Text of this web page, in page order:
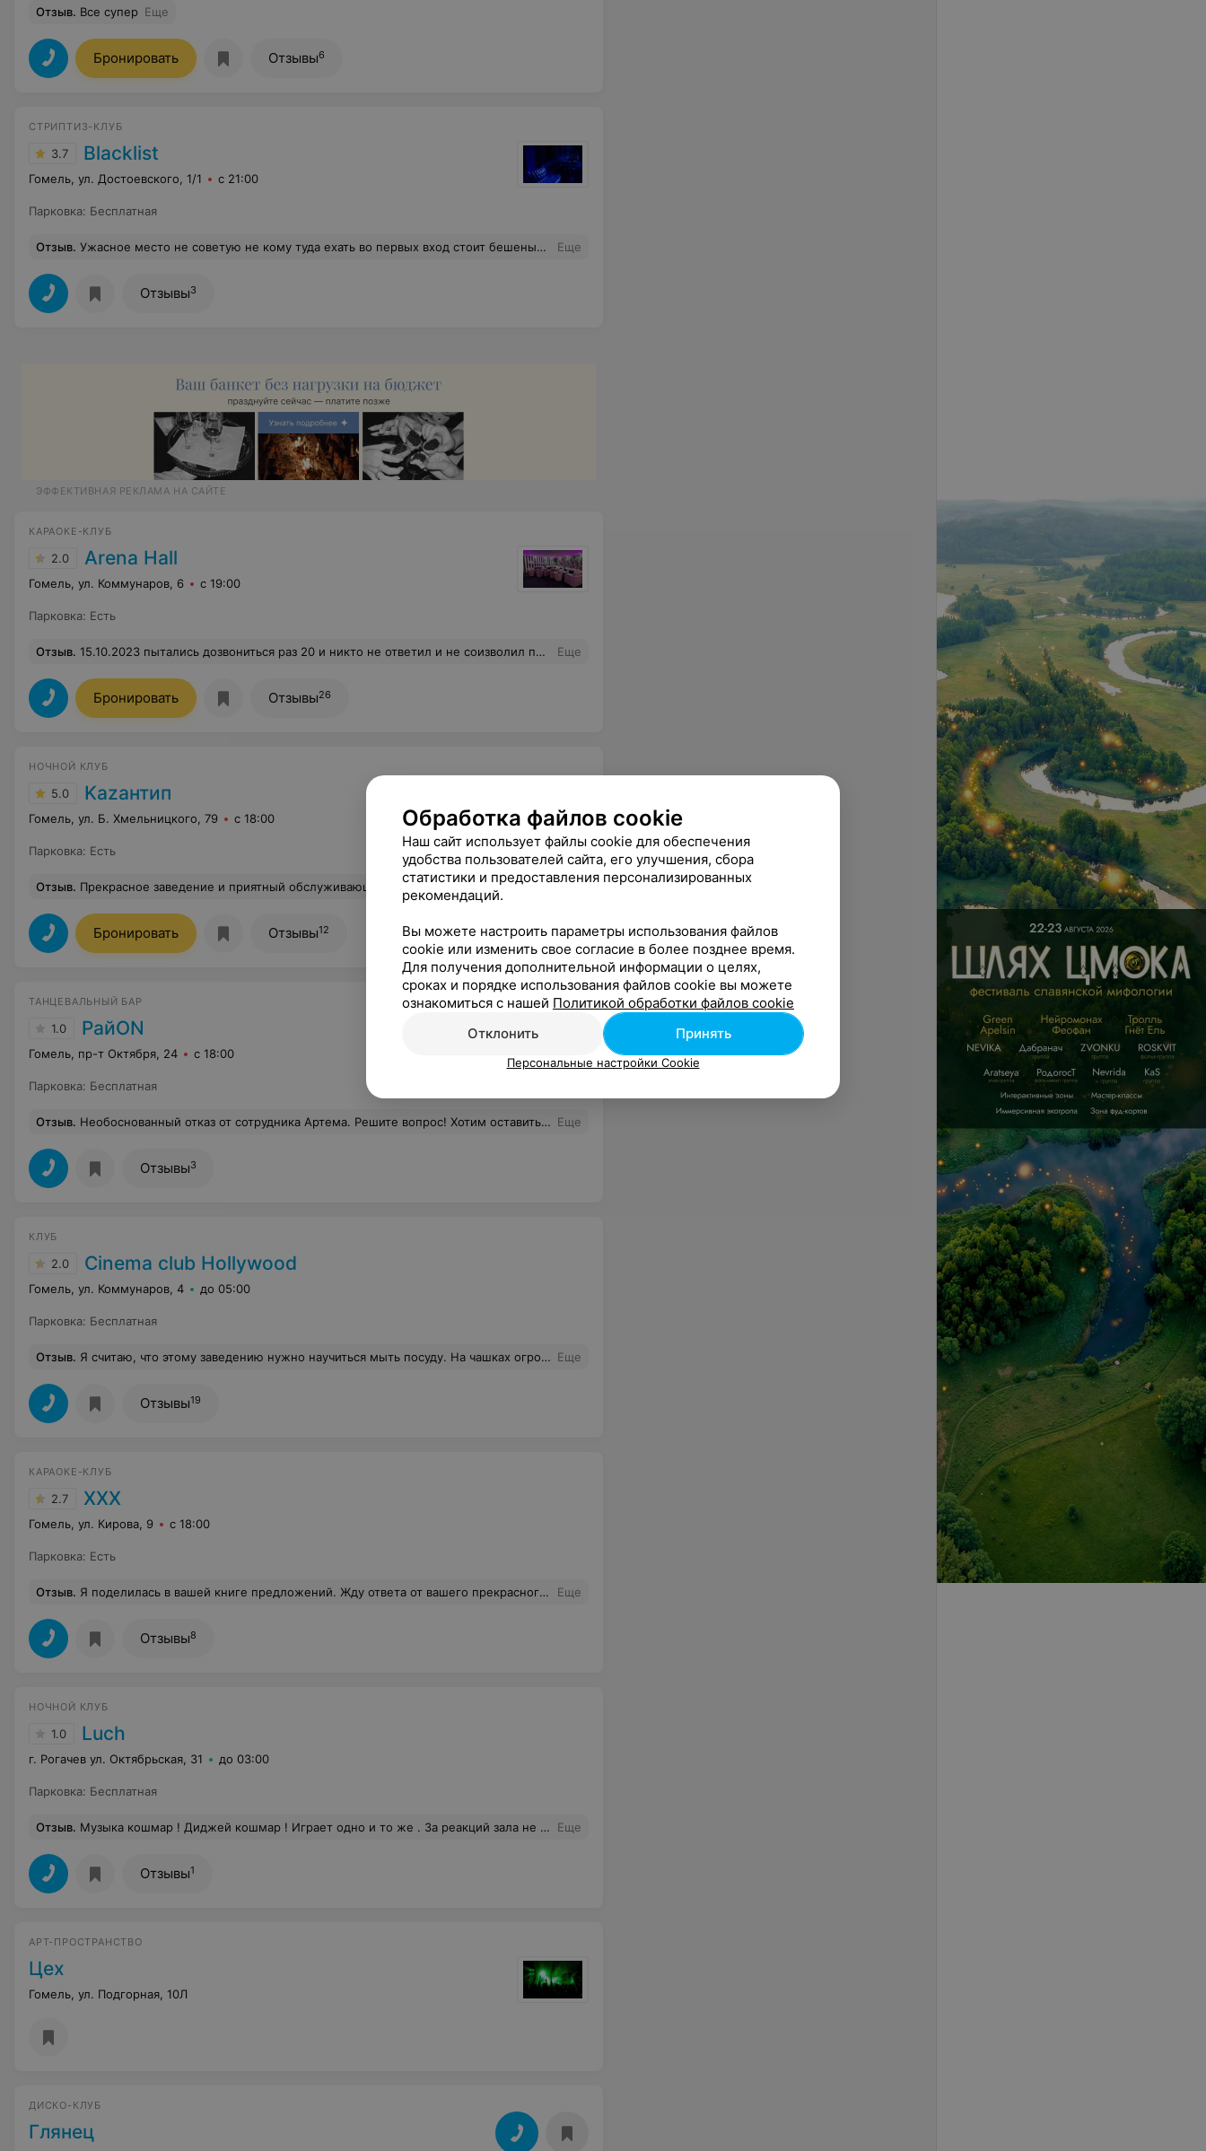
Отзыв. Все супер Еще
Бронировать Отзывы6
СТРИПТИЗ-КЛУБ
3.7 Blacklist
Гомель, ул. Достоевского, 1/1 с 21:00
Парковка: Бесплатная
Отзыв. Ужасное место не советую не кому туда ехать во первых вход стоит бешеных денег , во вторых от персонала вам нежны только деньги, если нету закончились деньги вас выкинут в тот-же момент , персонал просит каждых десять минут дать им от 20до40р для продолжения вашего время провождения , если не дадите вас ликвидируют как неплатеже способного , не рекомендую ! Еще
Отзывы3
ЭФФЕКТИВНАЯ РЕКЛАМА НА САЙТЕ
КАРАОКЕ-КЛУБ
2.0 Arena Hall
Гомель, ул. Коммунаров, 6 с 19:00
Парковка: Есть
Отзыв. 15.10.2023 пытались дозвониться раз 20 и никто не ответил и не соизволил перезвонить,сервис оставляет желать лучшего Еще
Бронировать Отзывы26
НОЧНОЙ КЛУБ
5.0 Kazантип
Гомель, ул. Б. Хмельницкого, 79 с 18:00
Парковка: Есть
Отзыв. Прекрасное заведение и приятный обслуживающий персонал! Еще
Бронировать Отзывы12
ТАНЦЕВАЛЬНЫЙ БАР
1.0 РайON
Гомель, пр-т Октября, 24 с 18:00
Парковка: Бесплатная
Отзыв. Необоснованный отказ от сотрудника Артема. Решите вопрос! Хотим оставить справедливый отзыв о ситуации, которая произошла [19.10.2025.г] Нам было отказано в посещении клуба старшим смены Артемом под предлогом нашего якобы «вульгарного поведения в один из предыдущих дней». Хотим заверить, что это утверждение абсолютно не соответствует действительности. На момент отказа мы находились в абсолютно трезвом состоянии, вели себя спокойно и культурно, просто хотели провести время в вашем клубе. На нашу просьбу объяснить, в чем конкретно заключалось то самое «вульгарное поведение» и когда оно вообще было, сотрудник Артем внятных ответов не предоставил, ограничившись голословными обвинениями. Считаем такой подход непрофессиональным и дискриминационным. Решение о допуске гостей не должно основываться на личных домыслах и вымышленных причинах. Мы были поставлены в крайне неловкое положение без всякого повода. Просим администрацию заведения разобраться в действиях старшего смены Артема Еще
Отзывы3
КЛУБ
2.0 Cinema club Hollywood
Гомель, ул. Коммунаров, 4 до 05:00
Парковка: Бесплатная
Отзыв. Я считаю, что этому заведению нужно научиться мыть посуду. На чашках огромные разводы, будто до этого из них пило огромное количество людей. Мерзко после этого вообще что-то заказывать. Еще
Отзывы19
КАРАОКЕ-КЛУБ
2.7 ХХХ
Гомель, ул. Кирова, 9 с 18:00
Парковка: Есть
Отзыв. Я поделилась в вашей книге предложений. Жду ответа от вашего прекрасного заведения Еще
Отзывы8
НОЧНОЙ КЛУБ
1.0 Luch
г. Рогачев ул. Октябрьская, 31 до 03:00
Парковка: Бесплатная
Отзыв. Музыка кошмар ! Диджей кошмар ! Играет одно и то же . За реакций зала не смотрит! Уходит на 30 минут , и играет не понятно что . Ни новых треков , ни популярных старых. Играет то, что играло пару лет назад , абсолютно рандомные песни . Самое ужасное место , и это только из-за диджея !!! Еще
Отзывы1
АРТ-ПРОСТРАНСТВО
Цех
Гомель, ул. Подгорная, 10Л
ДИСКО-КЛУБ
Глянец
Обработка файлов cookie
Наш сайт использует файлы cookie для обеспечения
удобства пользователей сайта, его улучшения, сбора
статистики и предоставления персонализированных
рекомендаций.
Вы можете настроить параметры использования файлов
cookie или изменить свое согласие в более позднее время.
Для получения дополнительной информации о целях,
сроках и порядке использования файлов cookie вы можете
ознакомиться с нашей Политикой обработки файлов cookie
Отклонить
Принять
Персональные настройки Cookie